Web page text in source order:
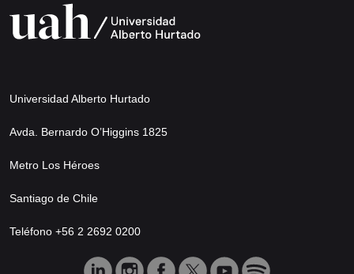
Universidad Alberto Hurtado
Avda. Bernardo O’Higgins 1825
Metro Los Héroes
Santiago de Chile
Teléfono +56 2 2692 0200